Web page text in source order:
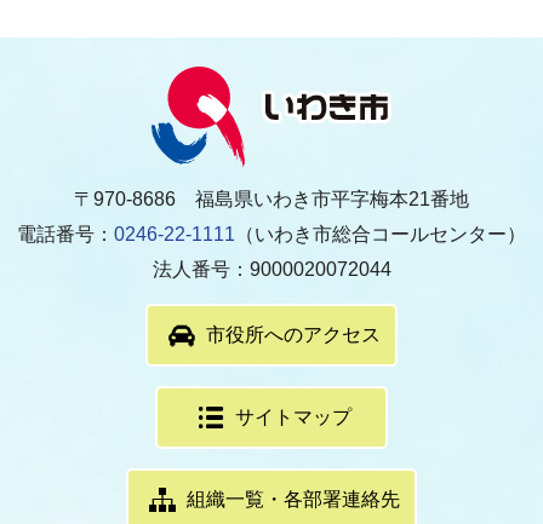
〒970-8686 福島県いわき市平字梅本21番地
電話番号： 0246-22-1111 （いわき市総合コールセンター）
法人番号：9000020072044
市役所へのアクセス
サイトマップ
組織一覧・各部署連絡先